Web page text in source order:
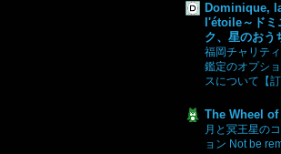
Dominique,
l'étoile～ドミ
ク、星のおう
福岡チャリテ
鑑定のオプシ
スについて【訂
The Wheel
月と冥王星の
ョン Not be